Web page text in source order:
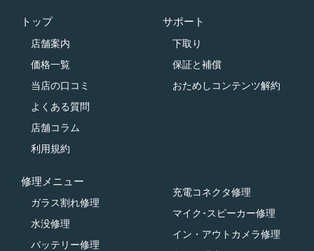
トップ
店舗案内
価格一覧
当店の口コミ
よくある質問
店舗コラム
利用規約
サポート
下取り
保証と補償
おためしコンテンツ解約
修理メニュー
ガラス割れ修理
水没修理
バッテリー修理
充電コネクタ修理
マイク･スピーカー修理
イン・アウトカメラ修理